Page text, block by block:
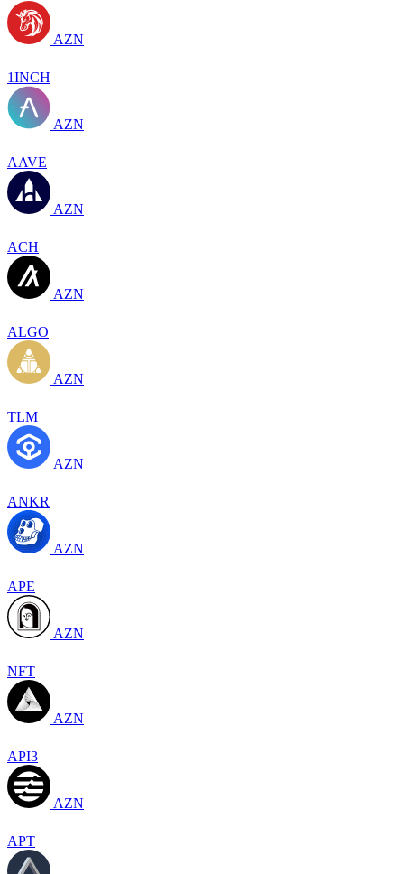
AZN
1INCH
AZN
AAVE
AZN
ACH
AZN
ALGO
AZN
TLM
AZN
ANKR
AZN
APE
AZN
NFT
AZN
API3
AZN
APT